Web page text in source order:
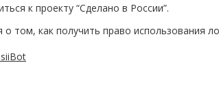
к проекту “Сделано в России”.
том, как получить право использования